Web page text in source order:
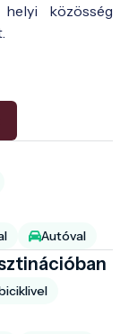
közösség
Autóval